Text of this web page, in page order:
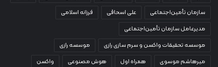
سازمان تأمین‌اجتماعی
علی اسحاقی
فرزانه اسلامی
مدیرعامل سازمان تأمین‌اجتماعی
موسسه تحقیقات واکسن و سرم سازی رازی
موسسه رازی
میرهاشم موسوی
همراه اول هوش مصنوعی
واکسن